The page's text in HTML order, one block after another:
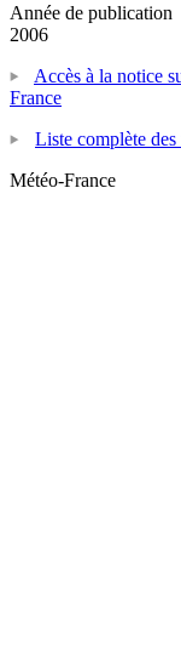
Année de publication
2006
Accès à la notice
France
Liste complète
Météo-France